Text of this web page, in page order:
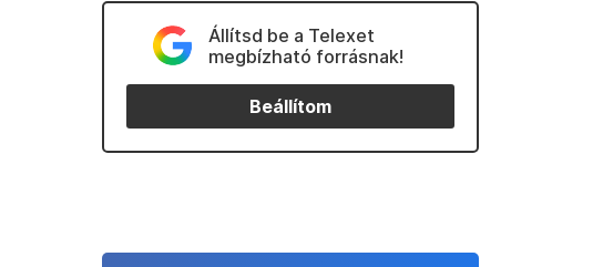
Állítsd be a Telexet
megbízható forrásnak!
Beállítom